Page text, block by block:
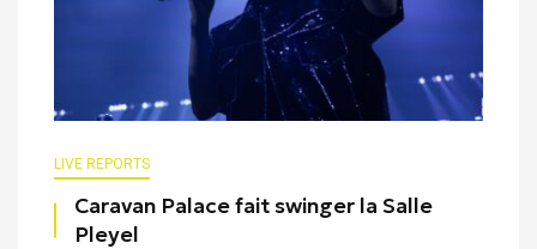
LIVE REPORTS
Caravan Palace fait swinger la Salle
Pleyel